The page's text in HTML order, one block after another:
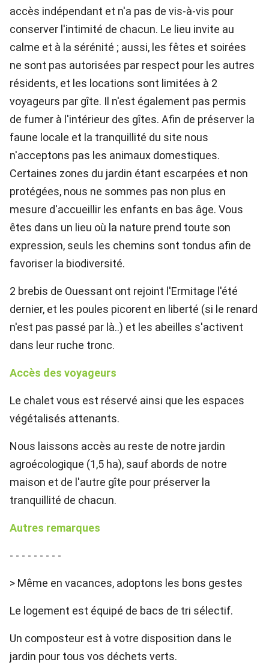
accès indépendant et n'a pas de vis-à-vis pour
conserver l'intimité de chacun. Le lieu invite au
calme et à la sérénité ; aussi, les fêtes et soirées
ne sont pas autorisées par respect pour les autres
résidents, et les locations sont limitées à 2
voyageurs par gîte. Il n'est également pas permis
de fumer à l'intérieur des gîtes. Afin de préserver la
faune locale et la tranquillité du site nous
n'acceptons pas les animaux domestiques.
Certaines zones du jardin étant escarpées et non
protégées, nous ne sommes pas non plus en
mesure d'accueillir les enfants en bas âge. Vous
êtes dans un lieu où la nature prend toute son
expression, seuls les chemins sont tondus afin de
favoriser la biodiversité.
2 brebis de Ouessant ont rejoint l'Ermitage l'été
dernier, et les poules picorent en liberté (si le renard
n'est pas passé par là..) et les abeilles s'activent
dans leur ruche tronc.
Accès des voyageurs
Le chalet vous est réservé ainsi que les espaces
végétalisés attenants.
Nous laissons accès au reste de notre jardin
agroécologique (1,5 ha), sauf abords de notre
maison et de l'autre gîte pour préserver la
tranquillité de chacun.
Autres remarques
- - - - - - - - -
> Même en vacances, adoptons les bons gestes
Le logement est équipé de bacs de tri sélectif.
Un composteur est à votre disposition dans le
jardin pour tous vos déchets verts.